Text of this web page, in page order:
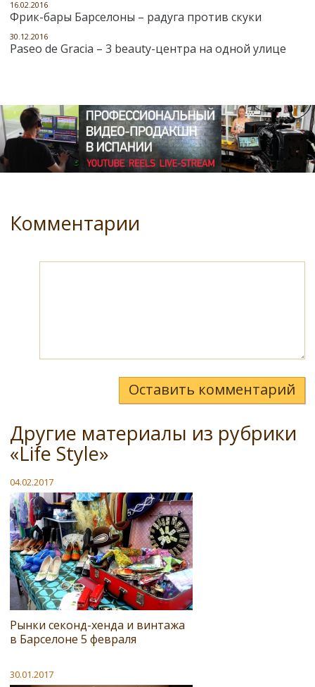
16.02.2016
Фрик-бары Барселоны – радуга против скуки
30.12.2016
Paseo de Gracia – 3 beauty-центра на одной улице
Комментарии
Оставить комментарий
Другие материалы из рубрики
«Life Style»
04.02.2017
Рынки секонд-хенда и винтажа
в Барселоне 5 февраля
30.01.2017